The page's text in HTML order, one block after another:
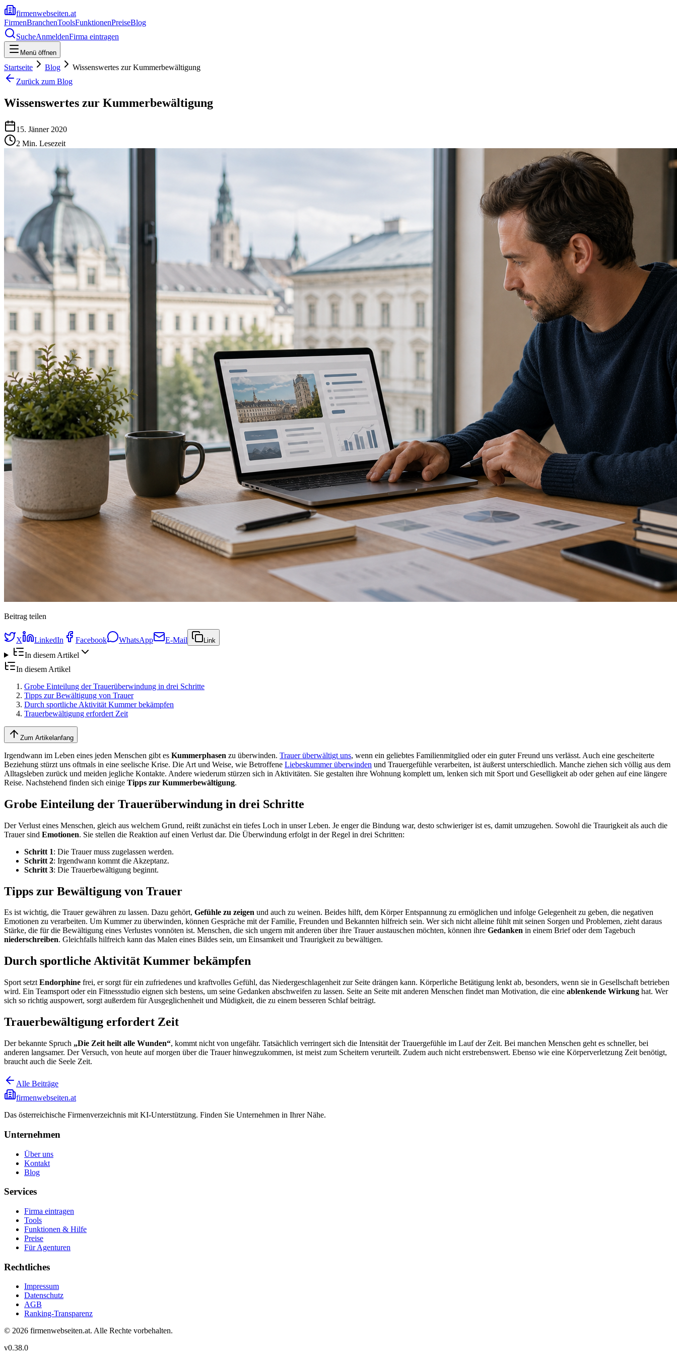
firmenwebseiten.at
FirmenBranchenToolsFunktionenPreiseBlog
SucheAnmeldenFirma eintragen
Menü öffnen
Startseite Blog
Wissenswertes zur Kummerbewältigung
Zurück zum Blog
Wissenswertes zur Kummerbewältigung
15. Jänner 2020
2 Min. Lesezeit
Beitrag teilen
X LinkedIn Facebook WhatsApp E-Mail Link
In diesem Artikel
In diesem Artikel
Grobe Einteilung der Trauerüberwindung in drei Schritte
Tipps zur Bewältigung von Trauer
Durch sportliche Aktivität Kummer bekämpfen
Trauerbewältigung erfordert Zeit
Zum Artikelanfang
Irgendwann im Leben eines jeden Menschen gibt es Kummerphasen zu überwinden. Trauer überwältigt uns, wenn ein geliebtes Familienmitglied oder ein guter Freund uns verlässt. Auch eine gescheiterte
Beziehung stürzt uns oftmals in eine seelische Krise. Die Art und Weise, wie Betroffene Liebeskummer überwinden und Trauergefühle verarbeiten, ist äußerst unterschiedlich. Manche ziehen sich völlig aus dem
Alltagsleben zurück und meiden jegliche Kontakte. Andere wiederum stürzen sich in Aktivitäten. Sie gestalten ihre Wohnung komplett um, lenken sich mit Sport und Geselligkeit ab oder gehen auf eine längere
Reise. Nachstehend finden sich einige Tipps zur Kummerbewältigung.
Grobe Einteilung der Trauerüberwindung in drei Schritte
Der Verlust eines Menschen, gleich aus welchem Grund, reißt zunächst ein tiefes Loch in unser Leben. Je enger die Bindung war, desto schwieriger ist es, damit umzugehen. Sowohl die Traurigkeit als auch die
Trauer sind Emotionen. Sie stellen die Reaktion auf einen Verlust dar. Die Überwindung erfolgt in der Regel in drei Schritten:
Schritt 1: Die Trauer muss zugelassen werden.
Schritt 2: Irgendwann kommt die Akzeptanz.
Schritt 3: Die Trauerbewältigung beginnt.
Tipps zur Bewältigung von Trauer
Es ist wichtig, die Trauer gewähren zu lassen. Dazu gehört, Gefühle zu zeigen und auch zu weinen. Beides hilft, dem Körper Entspannung zu ermöglichen und infolge Gelegenheit zu geben, die negativen
Emotionen zu verarbeiten. Um Kummer zu überwinden, können Gespräche mit der Familie, Freunden und Bekannten hilfreich sein. Wer sich nicht alleine fühlt mit seinen Sorgen und Problemen, zieht daraus
Stärke, die für die Bewältigung eines Verlustes vonnöten ist. Menschen, die sich ungern mit anderen über ihre Trauer austauschen möchten, können ihre Gedanken in einem Brief oder dem Tagebuch
niederschreiben. Gleichfalls hilfreich kann das Malen eines Bildes sein, um Einsamkeit und Traurigkeit zu bewältigen.
Durch sportliche Aktivität Kummer bekämpfen
Sport setzt Endorphine frei, er sorgt für ein zufriedenes und kraftvolles Gefühl, das Niedergeschlagenheit zur Seite drängen kann. Körperliche Betätigung lenkt ab, besonders, wenn sie in Gesellschaft betrieben
wird. Ein Teamsport oder ein Fitnessstudio eignen sich bestens, um seine Gedanken abschweifen zu lassen. Seite an Seite mit anderen Menschen findet man Motivation, die eine ablenkende Wirkung hat. Wer
sich so richtig auspowert, sorgt außerdem für Ausgeglichenheit und Müdigkeit, die zu einem besseren Schlaf beiträgt.
Trauerbewältigung erfordert Zeit
Der bekannte Spruch „Die Zeit heilt alle Wunden“, kommt nicht von ungefähr. Tatsächlich verringert sich die Intensität der Trauergefühle im Lauf der Zeit. Bei manchen Menschen geht es schneller, bei
anderen langsamer. Der Versuch, von heute auf morgen über die Trauer hinwegzukommen, ist meist zum Scheitern verurteilt. Zudem auch nicht erstrebenswert. Ebenso wie eine Körperverletzung Zeit benötigt,
braucht auch die Seele Zeit.
Alle Beiträge
firmenwebseiten.at
Das österreichische Firmenverzeichnis mit KI-Unterstützung. Finden Sie Unternehmen in Ihrer Nähe.
Unternehmen
Über uns
Kontakt
Blog
Services
Firma eintragen
Tools
Funktionen & Hilfe
Preise
Für Agenturen
Rechtliches
Impressum
Datenschutz
AGB
Ranking-Transparenz
© 2026 firmenwebseiten.at. Alle Rechte vorbehalten.
v0.38.0